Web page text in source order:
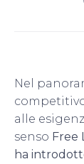
Nel
alle
senso Free
ha